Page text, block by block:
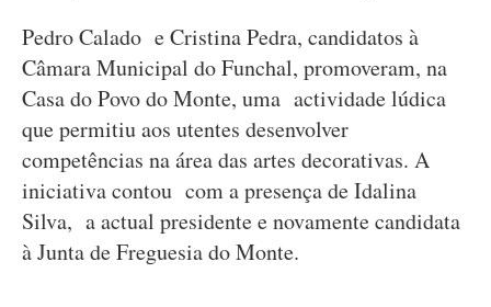
Pedro Calado e Cristina Pedra, candidatos à
Câmara Municipal do Funchal, promoveram, na
Casa do Povo do Monte, uma actividade lúdica
que permitiu aos utentes desenvolver
competências na área das artes decorativas. A
iniciativa contou com a presença de Idalina
Silva, a actual presidente e novamente candidata
à Junta de Freguesia do Monte.